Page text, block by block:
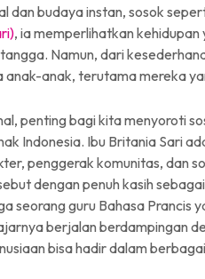
dan budaya instan, sosok
, ia memperlihatkan
Namun, dari
anak-anak, terutama mereka
penting bagi kita menyoroti
Indonesia. Ibu Britania Sari
penggerak komunitas, dan
dengan penuh kasih
seorang guru Bahasa Prancis
berjalan berdampingan
bisa hadir dalam